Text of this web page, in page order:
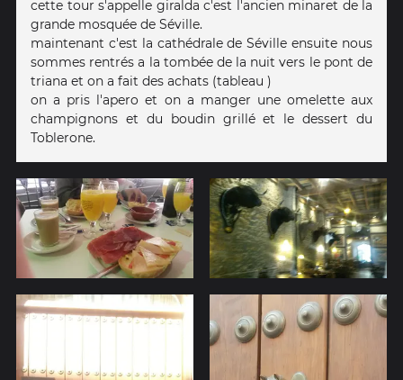
cette tour s'appelle giralda c'est l'ancien minaret de la
grande mosquée de Séville.
maintenant c'est la cathédrale de Séville ensuite nous
sommes rentrés a la tombée de la nuit vers le pont de
triana et on a fait des achats (tableau )
on a pris l'apero et on a manger une omelette aux
champignons et du boudin grillé et le dessert du
Toblerone.